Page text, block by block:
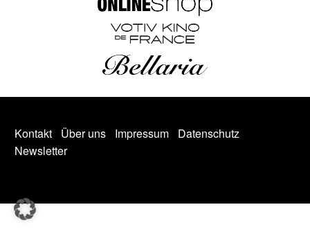
Kontakt Über uns Impressum
Datenschutz
Newsletter